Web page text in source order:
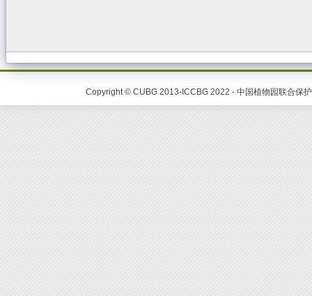
Copyright © CUBG 2013-ICCBG 2022 - 中国植物园联合保